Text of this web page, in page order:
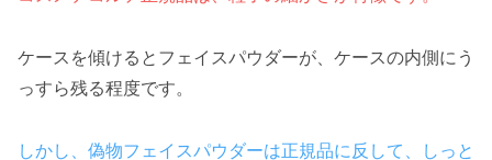
ケースを傾けるとフェイスパウダーが、ケースの内側にう
っすら残る程度です。
しかし、偽物フェイスパウダーは正規品に反して、しっと